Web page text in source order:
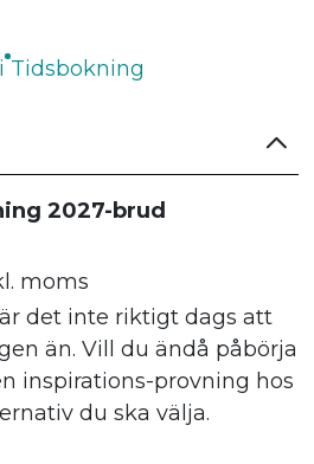
Tidsbokning
2027-brud
moms
det inte riktigt dags att
än. Vill du ändå påbörja
inspirations-provning hos
du ska välja.